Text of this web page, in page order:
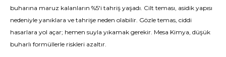
buharına maruz kalanların %5'i tahriş yaşadı. Cilt teması, asidik yapısı
nedeniyle yanıklara ve tahrişe neden olabilir. Gözle temas, ciddi
hasarlara yol açar; hemen suyla yıkamak gerekir. Mesa Kimya, düşük
buharlı formüllerle riskleri azaltır.